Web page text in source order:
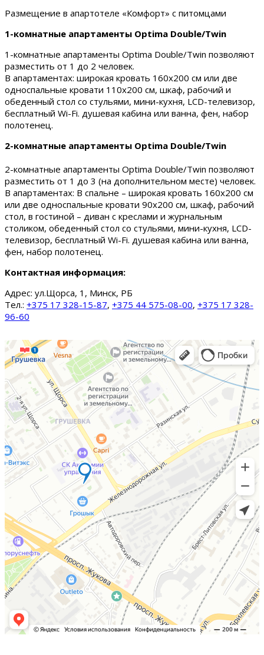
Размещение в апартотеле «Комфорт» с питомцами
1-комнатные апартаменты Optima Double/Twin
1-комнатные апартаменты Optima Double/Twin позволяют
разместить от 1 до 2 человек.
В апартаментах: широкая кровать 160х200 см или две
односпальные кровати 110х200 см, шкаф, рабочий и
обеденный стол со стульями, мини-кухня, LCD-телевизор,
бесплатный Wi-Fi. душевая кабина или ванна, фен, набор
полотенец.
2-комнатные апартаменты Optima Double/Twin
2-комнатные апартаменты Optima Double/Twin позволяют
разместить от 1 до 3 (на дополнительном месте) человек.
В апартаментах: В спальне – широкая кровать 160х200 см
или две односпальные кровати 90х200 см, шкаф, рабочий
стол, в гостиной – диван с креслами и журнальным
столиком, обеденный стол со стульями, мини-кухня, LCD-
телевизор, бесплатный Wi-Fi. душевая кабина или ванна,
фен, набор полотенец.
Контактная информация:
Адрес: ул.Щорса, 1, Минск, РБ
Тел.: +375 17 328-15-87, +375 44 575-08-00, +375 17 328-
96-60